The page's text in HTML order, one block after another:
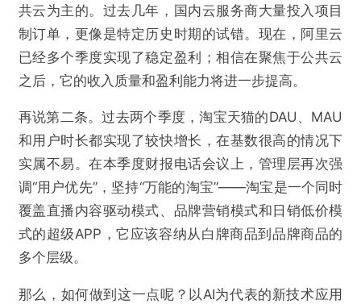
共云为主的。过去几年，国内云服务商大量投入项目
制订单，更像是特定历史时期的试错。现在，阿里云
已经多个季度实现了稳定盈利；相信在聚焦于公共云
之后，它的收入质量和盈利能力将进一步提高。
再说第二条。过去两个季度，淘宝天猫的DAU、MAU
和用户时长都实现了较快增长，在基数很高的情况下
实属不易。在本季度财报电话会议上，管理层再次强
调“用户优先”，坚持“万能的淘宝”——淘宝是一个同时
覆盖直播内容驱动模式、品牌营销模式和日销低价模
式的超级APP，它应该容纳从白牌商品到品牌商品的
多个层级。
那么，如何做到这一点呢？以AI为代表的新技术应用